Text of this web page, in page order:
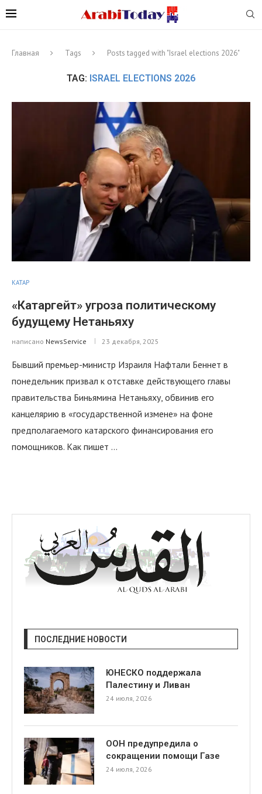
Главная Tags Posts tagged with "Israel elections 2026"
TAG: ISRAEL ELECTIONS 2026
КАТАР
«Катаргейт» угроза политическому
будущему Нетаньяху
написано NewsService 23 декабря, 2025
Бывший премьер-министр Израиля Нафтали Беннет в
понедельник призвал к отставке действующего главы
правительства Биньямина Нетаньяху, обвинив его
канцелярию в «государственной измене» на фоне
предполагаемого катарского финансирования его
помощников. Как пишет …
ПОСЛЕДНИЕ НОВОСТИ
ЮНЕСКО поддержала
Палестину и Ливан
24 июля, 2026
ООН предупредила о
сокращении помощи Газе
24 июля, 2026